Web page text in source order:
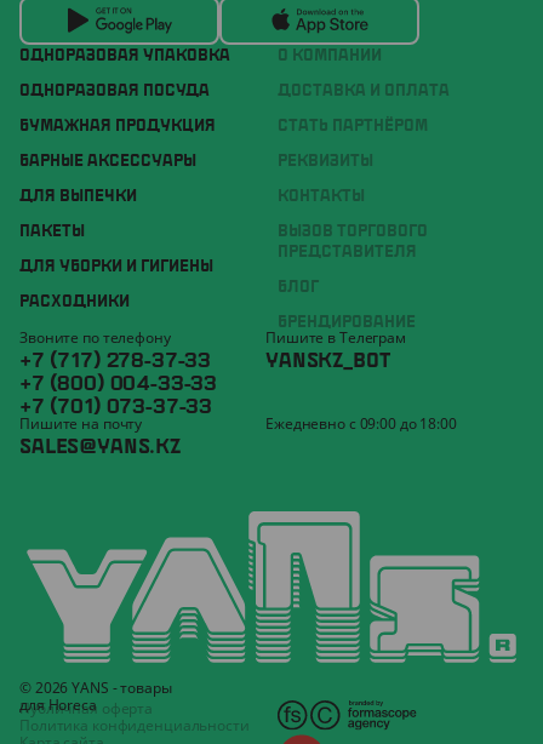
ОДНОРАЗОВАЯ УПАКОВКА
ОДНОРАЗОВАЯ ПОСУДА
БУМАЖНАЯ ПРОДУКЦИЯ
БАРНЫЕ АКСЕССУАРЫ
ДЛЯ ВЫПЕЧКИ
ПАКЕТЫ
ДЛЯ УБОРКИ И ГИГИЕНЫ
РАСХОДНИКИ
О КОМПАНИИ
ДОСТАВКА И ОПЛАТА
СТАТЬ ПАРТНЁРОМ
РЕКВИЗИТЫ
КОНТАКТЫ
ВЫЗОВ ТОРГОВОГО
ПРЕДСТАВИТЕЛЯ
БЛОГ
БРЕНДИРОВАНИЕ
Звоните по телефону
+7 (717) 278-37-33
+7 (800) 004-33-33
+7 (701) 073-37-33
Пишите в Телеграм
YANSKZ_BOT
Пишите на почту
SALES@YANS.KZ
Ежедневно с 09:00 до 18:00
© 2026 YANS - товары
для Horeca
Публичная оферта
Политика конфиденциальности